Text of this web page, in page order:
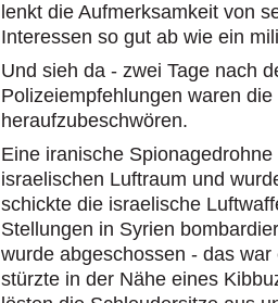
lenkt die Aufmerksamkeit von
Interessen so gut ab wie ein
Und sieh da - zwei Tage nach
Polizeiempfehlungen waren
heraufzubeschwören.
Eine iranische
israelischen Luftraum und
schickte die israelische
Stellungen in Syrien
wurde abgeschossen - das
stürzte in der Nähe eines